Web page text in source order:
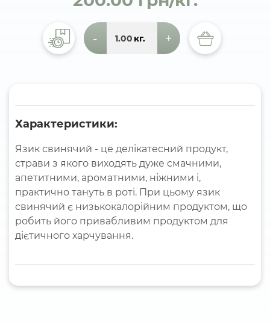
- кг. +
Характеристики:
Язик свинячий - це делікатесний продукт,
страви з якого виходять дуже смачними,
апетитними, ароматними, ніжними і,
практично тануть в роті. При цьому язик
свинячий є низькокалорійним продуктом, що
робить його привабливим продуктом для
дієтичного харчування.